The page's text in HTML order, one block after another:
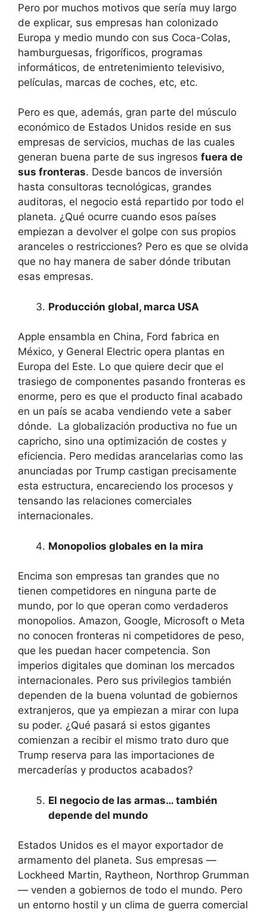
Pero por muchos motivos que sería muy largo
de explicar, sus empresas han colonizado
Europa y medio mundo con sus Coca-Colas,
hamburguesas, frigoríficos, programas
informáticos, de entretenimiento televisivo,
películas, marcas de coches, etc, etc.
Pero es que, además, gran parte del músculo
económico de Estados Unidos reside en sus
empresas de servicios, muchas de las cuales
generan buena parte de sus ingresos fuera de
sus fronteras. Desde bancos de inversión
hasta consultoras tecnológicas, grandes
auditoras, el negocio está repartido por todo el
planeta. ¿Qué ocurre cuando esos países
empiezan a devolver el golpe con sus propios
aranceles o restricciones? Pero es que se olvida
que no hay manera de saber dónde tributan
esas empresas.
Producción global, marca USA
Apple ensambla en China, Ford fabrica en
México, y General Electric opera plantas en
Europa del Este. Lo que quiere decir que el
trasiego de componentes pasando fronteras es
enorme, pero es que el producto final acabado
en un país se acaba vendiendo vete a saber
dónde. La globalización productiva no fue un
capricho, sino una optimización de costes y
eficiencia. Pero medidas arancelarias como las
anunciadas por Trump castigan precisamente
esta estructura, encareciendo los procesos y
tensando las relaciones comerciales
internacionales.
Monopolios globales en la mira
Encima son empresas tan grandes que no
tienen competidores en ninguna parte de
mundo, por lo que operan como verdaderos
monopolios. Amazon, Google, Microsoft o Meta
no conocen fronteras ni competidores de peso,
que les puedan hacer competencia. Son
imperios digitales que dominan los mercados
internacionales. Pero sus privilegios también
dependen de la buena voluntad de gobiernos
extranjeros, que ya empiezan a mirar con lupa
su poder. ¿Qué pasará si estos gigantes
comienzan a recibir el mismo trato duro que
Trump reserva para las importaciones de
mercaderías y productos acabados?
El negocio de las armas… también
depende del mundo
Estados Unidos es el mayor exportador de
armamento del planeta. Sus empresas —
Lockheed Martin, Raytheon, Northrop Grumman
— venden a gobiernos de todo el mundo. Pero
un entorno hostil y un clima de guerra comercial